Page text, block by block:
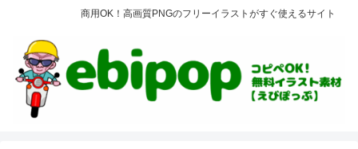
商用OK！高画質PNGのフリーイラストがすぐ使えるサイト